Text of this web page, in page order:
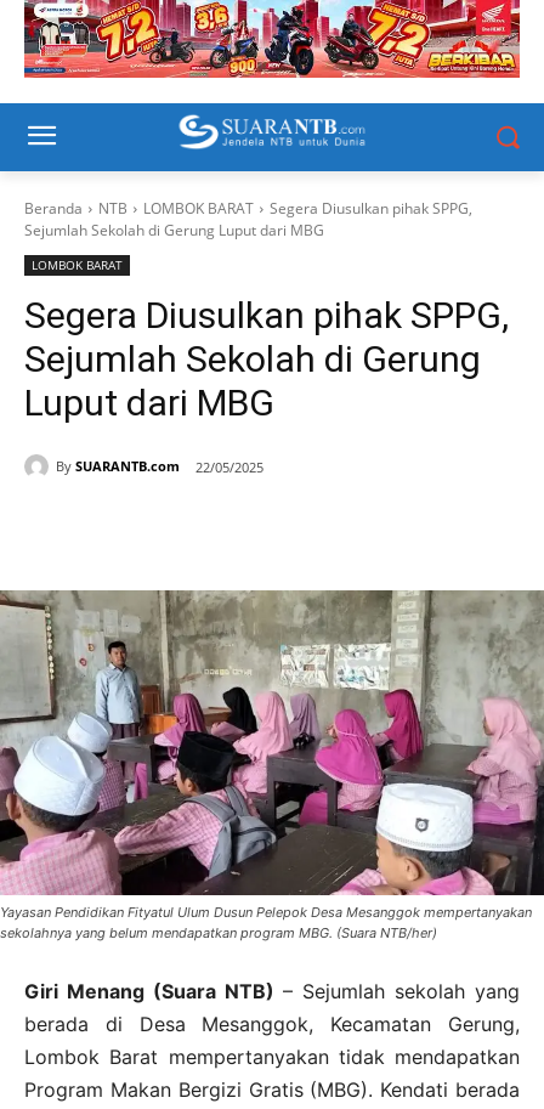
Beranda NTB LOMBOK BARAT
Segera Diusulkan pihak SPPG,
Sejumlah Sekolah di Gerung Luput dari MBG
LOMBOK BARAT
Segera Diusulkan pihak SPPG,
Sejumlah Sekolah di Gerung
Luput dari MBG
By SUARANTB.com 22/05/2025
Yayasan Pendidikan Fityatul Ulum Dusun Pelepok Desa Mesanggok mempertanyakan
sekolahnya yang belum mendapatkan program MBG. (Suara NTB/her)
Giri Menang (Suara NTB) – Sejumlah sekolah yang
berada di Desa Mesanggok, Kecamatan Gerung,
Lombok Barat mempertanyakan tidak mendapatkan
Program Makan Bergizi Gratis (MBG). Kendati berada